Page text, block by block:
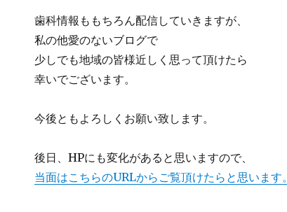
歯科情報ももちろん配信していきますが、
私の他愛のないブログで
少しでも地域の皆様近しく思って頂けたら
幸いでございます。
今後ともよろしくお願い致します。
後日、HPにも変化があると思いますので、
当面はこちらのURLからご覧頂けたらと思います。